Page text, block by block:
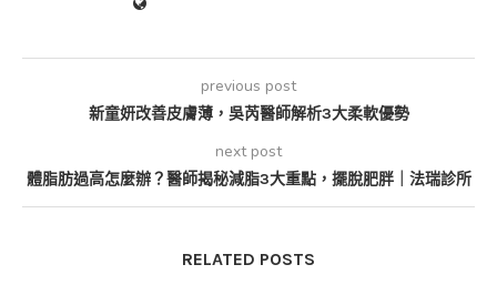
previous post
新童妍改善皮膚薄，吳芮醫師解析3大柔軟優勢
next post
體脂肪過高怎麼辦？醫師揭秘減脂3大重點，擺脫肥胖｜法瑞診所
RELATED POSTS